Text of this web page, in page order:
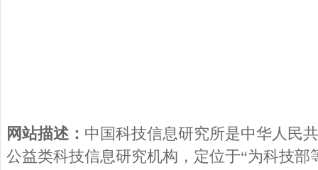
网站描述： 中国科技信息研究所是中华人民
公益类科技信息研究机构，定位于“为科技部